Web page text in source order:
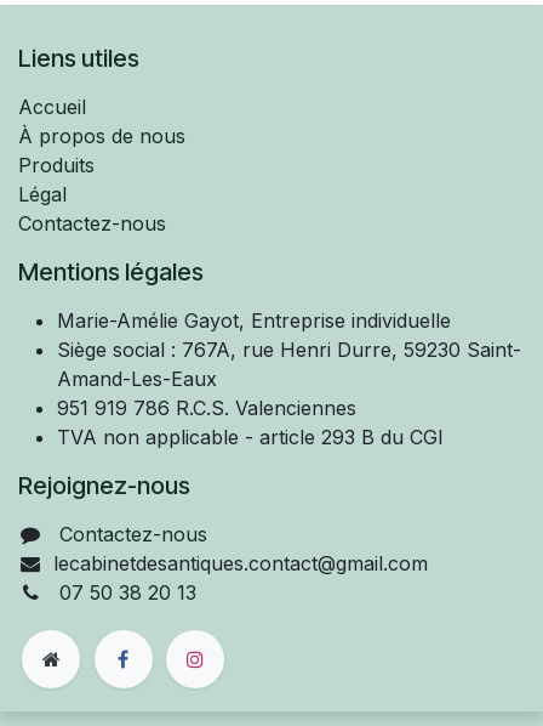
Liens utiles
Accueil
À propos de nous
Produits
Légal
Contactez-nous
Mentions légales
Marie-Amélie Gayot, Entreprise individuelle
Siège social : 767A, rue Henri Durre, 59230 Saint-
Amand-Les-Eaux
951 919 786 R.C.S. Valenciennes
TVA non applicable - article 293 B du CGI
Rejoignez-nous
Contactez-nous
lecabinetdesantiques.contact@gmail.com
07 50 38 20 13